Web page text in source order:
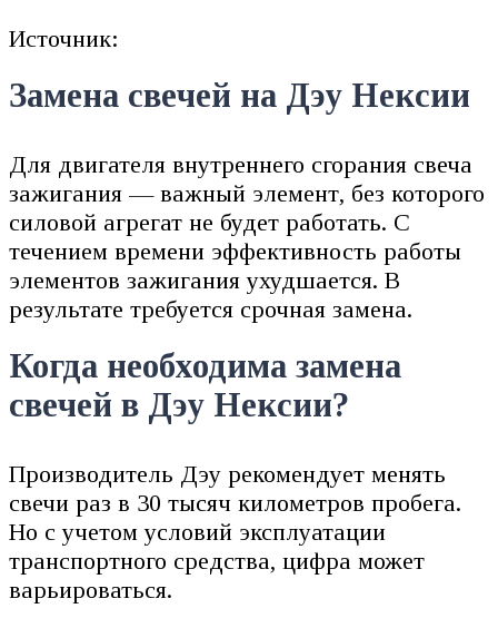
Источник:
Замена свечей на Дэу Нексии
Для двигателя внутреннего сгорания свеча
зажигания — важный элемент, без которого
силовой агрегат не будет работать. С
течением времени эффективность работы
элементов зажигания ухудшается. В
результате требуется срочная замена.
Когда необходима замена
свечей в Дэу Нексии?
Производитель Дэу рекомендует менять
свечи раз в 30 тысяч километров пробега.
Но с учетом условий эксплуатации
транспортного средства, цифра может
варьироваться.